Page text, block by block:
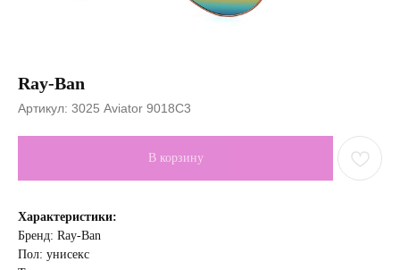
Ray-Ban
Артикул: 3025 Aviator 9018С3
В корзину
Характеристики:
Бренд: Ray-Ban
Пол: унисекс